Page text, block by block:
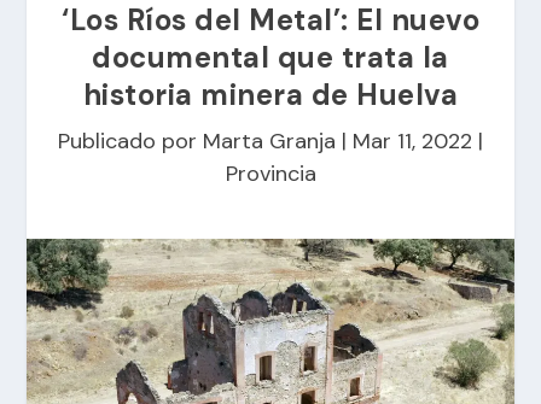
‘Los Ríos del Metal’: El nuevo
documental que trata la
historia minera de Huelva
Publicado por Marta Granja | Mar 11, 2022 |
Provincia